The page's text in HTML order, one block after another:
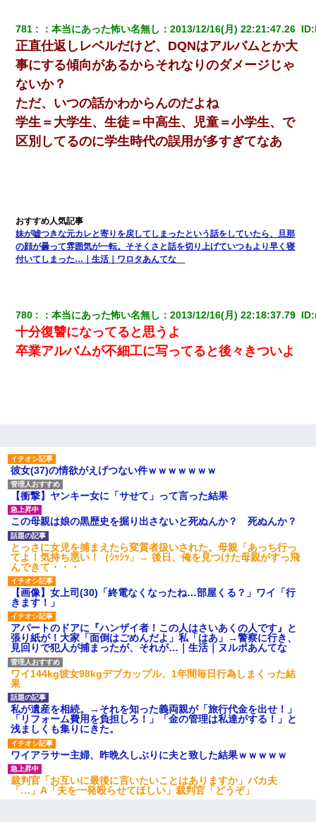
何年か前に妹は離婚している。当時生まれた姪が義弟の子じゃな
かったため妹有責での離婚になり…
【不幸な結婚式】新郎親族「ブスのくせにドレスなんか着ちゃっ
てさ～ほんと恥ずかしいわよね～（大声」新郎両親「！！！（土
下座」→ 結果・・・
転職先が決まったので退職の意思を伝えたら。上司「無責任」
発見。しかも「ヒィ～」みたいな声も聞こえてきたので気になっ
て近寄ったら女の子がおっさんの下敷きになってた
ワイアラサー主婦、昨晩久しぶりに夫と致した結果ｗｗｗｗｗ
の親会社の経営者の息子さんだったので、父も喜んで私の写真を
送ったんだが→
【衝撃】ある工場に配属すると、女の人がみんな退職してしま
【考察】兄嫁急死の1年後、兄が引越すというので手伝いに行った
ら下着が入った引き出しの奥にとんでもないモノを見つけた
同じマンションに住んでる女性が鍵をわかりやすいところに隠し
ている事に気づいた俺「忍びこんでみよう！」→ 結果
旦那が長男のDNA鑑定をしたら血縁関係0%だった。旦那「やっぱ
りウワキしてたんだな…」長男「俺は誰の子供なの？」長女・次
男「ウワキ女！」
父親がくも膜下出血で突然ﾀﾋ。→母の貯金が0なことが判明。→母
「私を家に置いてほしい、どうか見捨てないで(土下座」俺・嫁
「…」
婚活パーティーでよく会う美女がいた。こんな完璧な容姿を持っ
てしても結婚て難しいんだなぁ…と思ってた
【衝撃】嫁父の会社に勤続１０年、手取り１４万 → 俺「２２万も
らえる会社から誘われた。転職したい」義父「クビ！（激怒」嫁
「離婚！（激怒」
【悲報】お風呂で父親と姉が完全に行為してるんだが...
781 ：本当にあった怖い名無し ：2013/12/16(月) 22:21:47.26 ID:
正直仕返しレベルだけど、DQNはアルバムとか大
事にする傾向があるからそれなりのダメージじゃ
ないか？
ただ、いつの話かわからんのだよね
学生＝大学生、生徒＝中高生、児童＝小学生、で
区別してるのに学生時代の誤用が多すぎてなあ
妹が嘘つきな元カレと寄りを戻してしまったという話をしていたら、旦那
の顔が曇って雰囲気が一転。そそくさと話を切り上げていつもより早く寝
付いてしまった…｜生活｜ワロタあんてな
780 ：本当にあった怖い名無し ：2013/12/16(月) 22:18:37.79 ID:
十分復讐になってると思うよ
卒業アルバムが不細工に写ってると後々きついよ
彼女(37)の情欲がえげつない件ｗｗｗｗｗｗｗ
【衝撃】ヤンキー女に「サせて」って言った結果
この母親は娘の黒歴史を掘り出さないと死ぬんか？ 死ぬんか？
とっさに女児を捕まえたら変質者扱いされた。母親「あっち行っ
てよ！気持ち悪い！（ｼｯｼｯ」→ 後日、俺を見つけた母親がすっ飛
んできて・・・
【画像】女上司(30)「終電なくなったね…部屋くる？」ワイ「行
きます！」
アパートのドアに『ハンザイ者！この人はさいあくの人です』と
張り紙が！大家「面倒はごめんだよ」私「はあ」→警察に行き、
見回りで犯人が捕まったが、それが…｜生活｜ヌルポあんてな
ワイ144kg彼女98kgデブカップル、1年間毎日行為しまくった結
果
私が遺産を相続。→それを知った義両親が「旅行代金を出せ！」
「リフォーム費用を負担しろ！」「金の管理は私達がする！」と
浅ましくも集りにきた。
ワイアラサー主婦、昨晩久しぶりに夫と致した結果ｗｗｗｗｗ
裁判官「お互いに最後に言いたいことはありますか」バカ夫
「…」A「夫を一発殴らせてほしい」裁判官「どうぞ」